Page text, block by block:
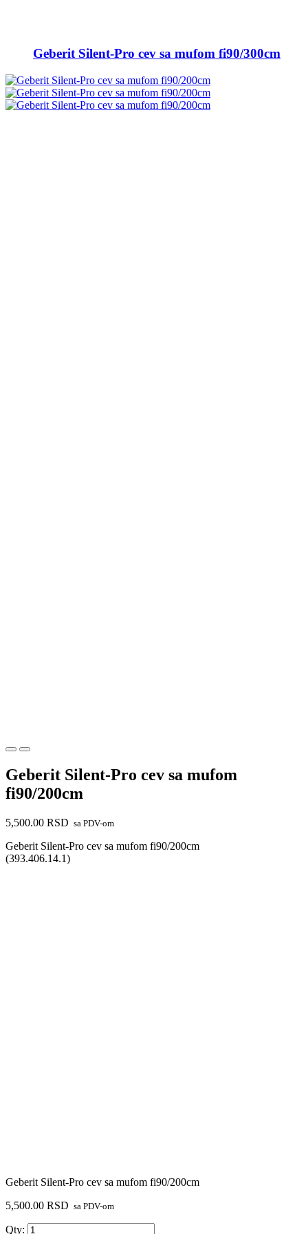
Geberit Silent-Pro cev sa mufom fi90/300cm
Geberit Silent-Pro cev sa mufom
fi90/200cm
5,500.00 RSD sa PDV-om
Geberit Silent-Pro cev sa mufom fi90/200cm
(393.406.14.1)
Geberit Silent-Pro cev sa mufom fi90/200cm
5,500.00 RSD sa PDV-om
Qty: Geberit